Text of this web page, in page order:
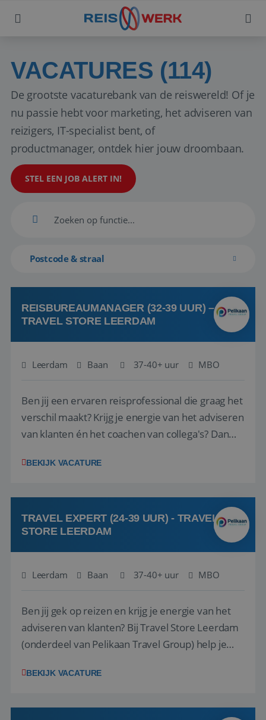
VACATURES (114)
De grootste vacaturebank van de reiswereld! Of je
nu passie hebt voor marketing, het adviseren van
reizigers, IT-specialist bent, of
productmanager, ontdek hier jouw droombaan.
STEL EEN JOB ALERT IN!
Postcode & straal
REISBUREAUMANAGER (32-39 UUR) –
TRAVEL STORE LEERDAM
Leerdam Baan 37-40+ uur MBO
Ben jij een ervaren reisprofessional die graag het
verschil maakt? Krijg je energie van het adviseren
van klanten én het coachen van collega's? Dan
(onderdeel van Pelikaan Travel Group) zoeken
team het reisbureau verder...
BEKIJK VACATURE
TRAVEL EXPERT (24-39 UUR) - TRAVEL
STORE LEERDAM
Leerdam Baan 37-40+ uur MBO
Ben jij gek op reizen en krijg je energie van het
adviseren van klanten? Bij Travel Store Leerdam
(onderdeel van Pelikaan Travel Group) help je
vinden. Samen maken we van elke reis een
hebt in de reisbranche of j...
BEKIJK VACATURE